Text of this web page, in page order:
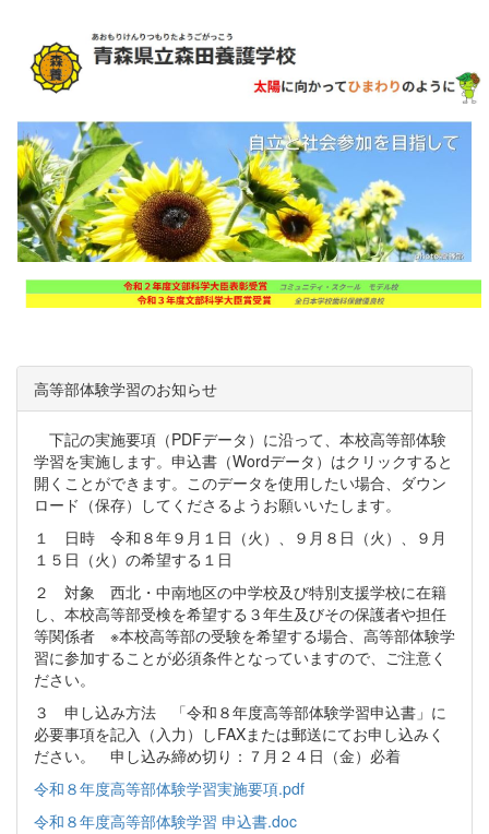
高等部体験学習のお知らせ
下記の実施要項（PDFデータ）に沿って、本校高等部体験
学習を実施します。申込書（Wordデータ）はクリックすると
開くことができます。このデータを使用したい場合、ダウン
ロード（保存）してくださるようお願いいたします。
１ 日時 令和８年９月１日（火）、９月８日（火）、９月
１５日（火）の希望する１日
２ 対象 西北・中南地区の中学校及び特別支援学校に在籍
し、本校高等部受検を希望する３年生及びその保護者や担任
等関係者 ※本校高等部の受験を希望する場合、高等部体験学
習に参加することが必須条件となっていますので、ご注意く
ださい。
３ 申し込み方法 「令和８年度高等部体験学習申込書」に
必要事項を記入（入力）しFAXまたは郵送にてお申し込みく
ださい。 申し込み締め切り：７月２４日（金）必着
令和８年度高等部体験学習実施要項.pdf
令和８年度高等部体験学習 申込書.doc